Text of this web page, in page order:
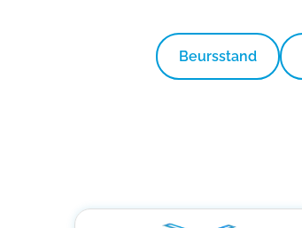
Beursstand